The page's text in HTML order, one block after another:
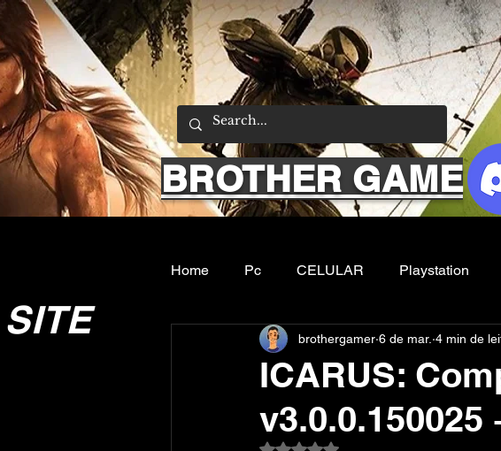
BROTHER GAME
Home Pc CELULAR Playstation
Emuladores Sobre nos Filmes e
ICARUS:
v3.0.0.150025
brothergamer 6 de mar. 4 min de
Avaliado com NaN de 5 estrelas.